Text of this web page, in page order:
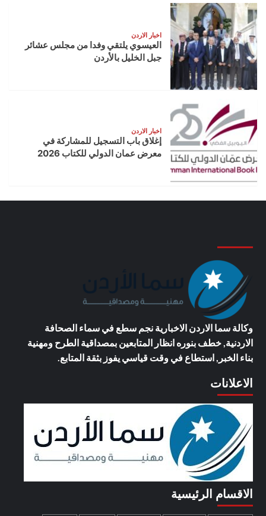
اخبار الاردن
العيسوي يلتقي وفدا من مجلس عشائر
جبل الخليل بالأردن
اخبار الاردن
إغلاق باب التسجيل للمشاركة في
معرض عمان الدولي للكتاب 2026
وكالة سما الاردن الاخباريةنجم سطع في سماء الصحافة
الاردنية, خطف بنوره انظار المتابعين بمصداقية الطرح ومهنية
بناء الخبر, استطاع في وقت قياسي يفوز بثقة المتابع.
الاعلانات
الاقسام الرئيسية